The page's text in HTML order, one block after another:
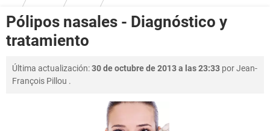
SALUD
FAMILIA
NUTRICIÓN
Pólipos nasales - Diagnóstico y
tratamiento
Última actualización:30 de octubre de 2013 a las 23:33 porJean-
François Pillou .